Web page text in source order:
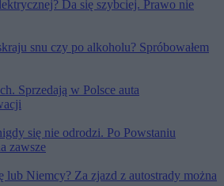
Da się szybciej. Prawo nie
snu czy po alkoholu? Spróbowałem
Sprzedają w Polsce auta
się nie odrodzi. Po Powstaniu
zawsze
lub Niemcy? Za zjazd z autostrady można